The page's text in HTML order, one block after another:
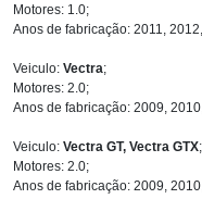
Motores: 1.0;
Anos de fabricação: 2011,
Veiculo: Vectra;
Motores: 2.0;
Anos de fabricação: 2009,
Veiculo: Vectra GT, Vectra GTX;
Motores: 2.0;
Anos de fabricação: 2009,